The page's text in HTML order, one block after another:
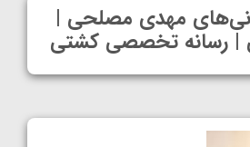
مهدی مصلحی |
| رسانه تخصصی کشتی